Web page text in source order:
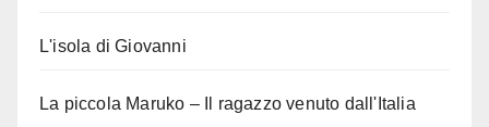
L'isola di Giovanni
La piccola Maruko – Il ragazzo venuto dall'Italia